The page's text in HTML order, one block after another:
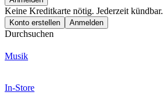
Keine Kreditkarte nötig. Jederzeit kündbar.
Konto erstellen Anmelden
Durchsuchen
Musik
In-Store